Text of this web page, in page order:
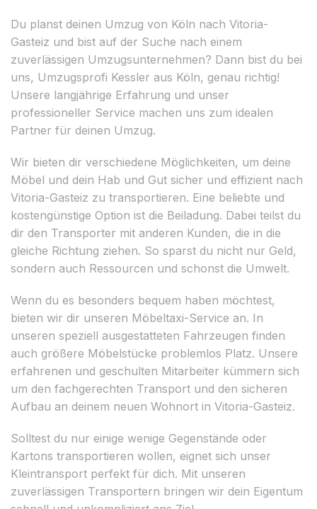
Du planst deinen Umzug von Köln nach Vitoria-
Gasteiz und bist auf der Suche nach einem
zuverlässigen Umzugsunternehmen? Dann bist du bei
uns, Umzugsprofi Kessler aus Köln, genau richtig!
Unsere langjährige Erfahrung und unser
professioneller Service machen uns zum idealen
Partner für deinen Umzug.
Wir bieten dir verschiedene Möglichkeiten, um deine
Möbel und dein Hab und Gut sicher und effizient nach
Vitoria-Gasteiz zu transportieren. Eine beliebte und
kostengünstige Option ist die Beiladung. Dabei teilst du
dir den Transporter mit anderen Kunden, die in die
gleiche Richtung ziehen. So sparst du nicht nur Geld,
sondern auch Ressourcen und schonst die Umwelt.
Wenn du es besonders bequem haben möchtest,
bieten wir dir unseren Möbeltaxi-Service an. In
unseren speziell ausgestatteten Fahrzeugen finden
auch größere Möbelstücke problemlos Platz. Unsere
erfahrenen und geschulten Mitarbeiter kümmern sich
um den fachgerechten Transport und den sicheren
Aufbau an deinem neuen Wohnort in Vitoria-Gasteiz.
Solltest du nur einige wenige Gegenstände oder
Kartons transportieren wollen, eignet sich unser
Kleintransport perfekt für dich. Mit unseren
zuverlässigen Transportern bringen wir dein Eigentum